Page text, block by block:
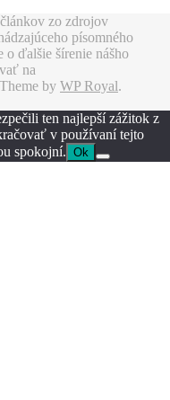
zo zdrojov
písomného
o ďalšie šírenie nášho
na
by WP Royal.
ten najlepší zážitok z
v používaní tejto
spokojní. Ok